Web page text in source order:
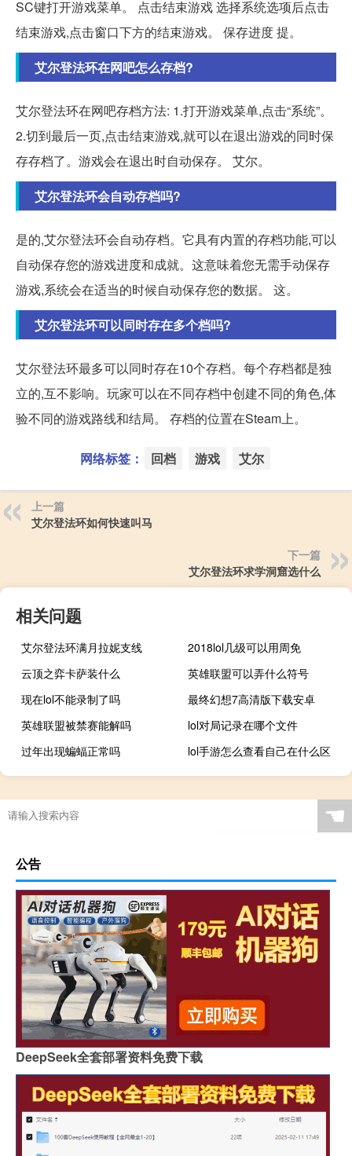
SC键打开游戏菜单。 点击结束游戏 选择系统选项后点击
结束游戏,点击窗口下方的结束游戏。 保存进度 提。
艾尔登法环在网吧怎么存档?
艾尔登法环在网吧存档方法: 1.打开游戏菜单,点击“系统”。
2.切到最后一页,点击结束游戏,就可以在退出游戏的同时保
存存档了。游戏会在退出时自动保存。 艾尔。
艾尔登法环会自动存档吗?
是的,艾尔登法环会自动存档。它具有内置的存档功能,可以
自动保存您的游戏进度和成就。这意味着您无需手动保存
游戏,系统会在适当的时候自动保存您的数据。 这。
艾尔登法环可以同时存在多个档吗?
艾尔登法环最多可以同时存在10个存档。每个存档都是独
立的,互不影响。玩家可以在不同存档中创建不同的角色,体
验不同的游戏路线和结局。 存档的位置在Steam上。
网络标签： 回档 游戏 艾尔
上一篇
艾尔登法环如何快速叫马
下一篇
艾尔登法环求学洞窟选什么
相关问题
艾尔登法环满月拉妮支线
2018lol几级可以用周免
云顶之弈卡萨装什么
英雄联盟可以弄什么符号
现在lol不能录制了吗
最终幻想7高清版下载安卓
英雄联盟被禁赛能解吗
lol对局记录在哪个文件
过年出现蝙蝠正常吗
lol手游怎么查看自己在什么区
☚
公告
DeepSeek全套部署资料免费下载